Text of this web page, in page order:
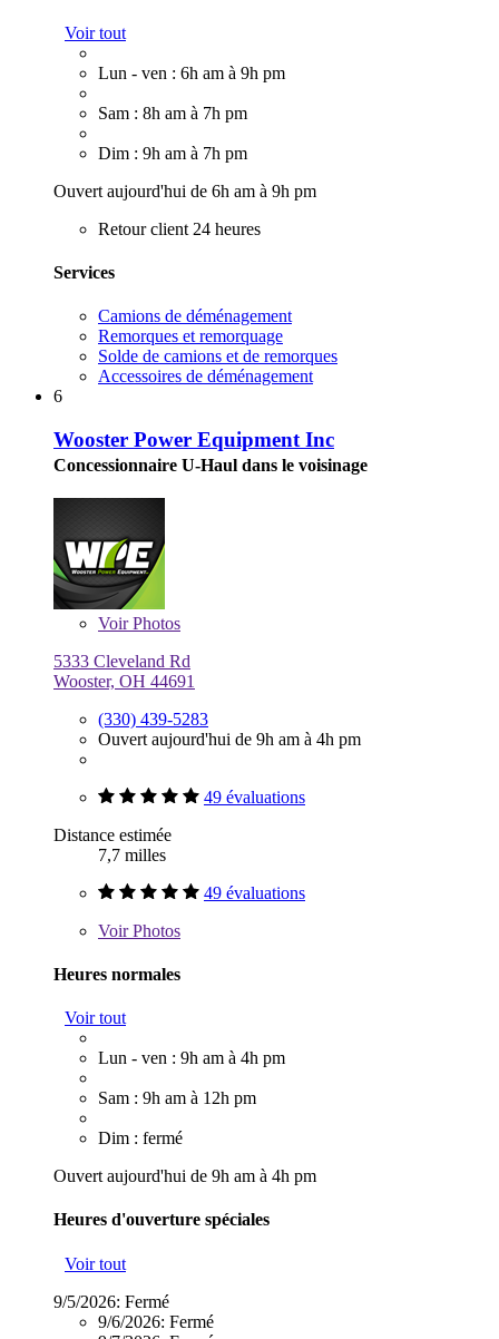
Voir tout
Lun - ven : 6h am à 9h pm
Sam : 8h am à 7h pm
Dim : 9h am à 7h pm
Ouvert aujourd'hui de 6h am à 9h pm
Retour client 24 heures
Services
Camions de déménagement
Remorques et remorquage
Solde de camions et de remorques
Accessoires de déménagement
6
Wooster Power Equipment Inc
Concessionnaire U-Haul dans le voisinage
VoirPhotos
5333 Cleveland Rd
Wooster, OH 44691
(330) 439-5283
Ouvert aujourd'hui de 9h am à 4h pm
49 évaluations
Distance estimée
7,7 milles
49 évaluations
VoirPhotos
Heures normales
Voir tout
Lun - ven : 9h am à 4h pm
Sam : 9h am à 12h pm
Dim : fermé
Ouvert aujourd'hui de 9h am à 4h pm
Heures d'ouverture spéciales
Voir tout
9/5/2026: Fermé
9/6/2026: Fermé